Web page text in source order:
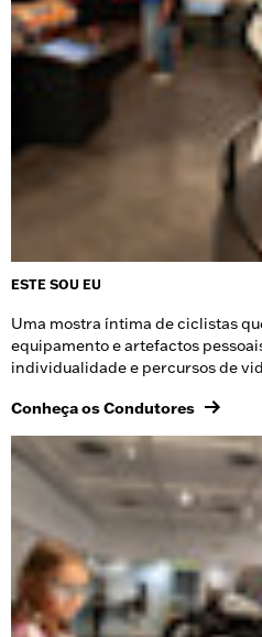
ESTE SOU EU
Uma mostra íntima de ciclistas
equipamento e artefactos
individualidade e percursos de
Conheça os Condutores